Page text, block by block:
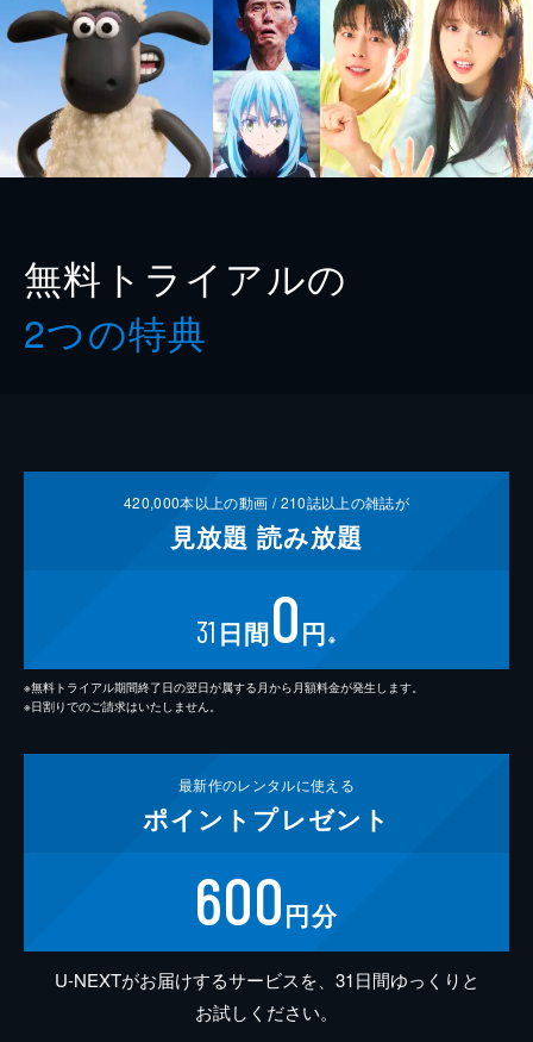
無料トライアルの
2つの特典
420,000本以上の動画 /210誌以上の雑誌が
見放題 読み放題
31 日間0円 ※
※無料トライアル期間終了日の翌日が属する月から月額料金が発生します。
※日割りでのご請求はいたしません。
最新作のレンタルに使える
ポイント プレゼント
600円分
U-NEXTがお届けするサービスを、31日間ゆっくりと
お試しください。